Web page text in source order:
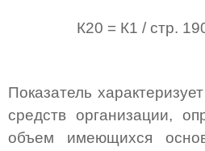
К20 = К1 / стр. 190
Показатель
средств организации,
объем имеющихся